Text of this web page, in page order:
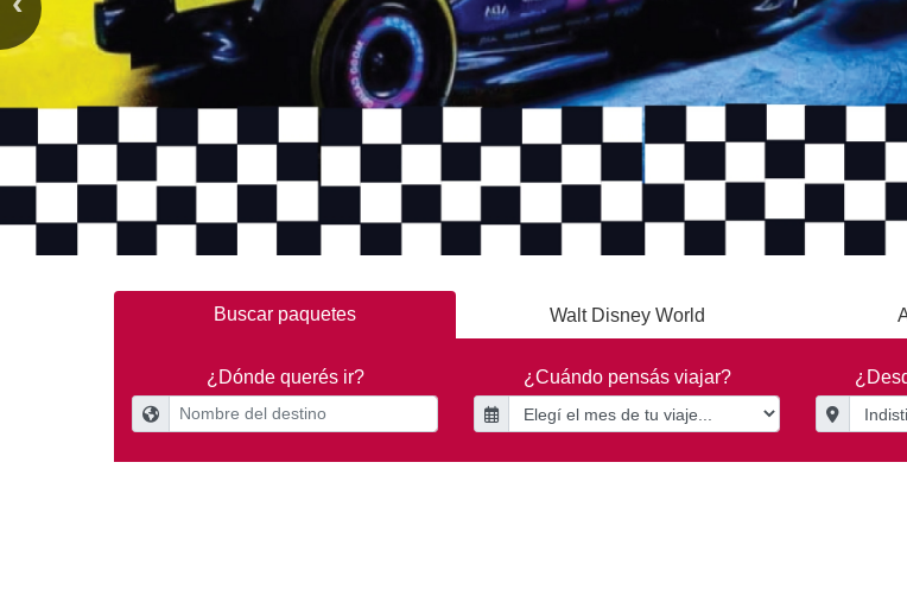
Buscar paquetes Walt Disney World
¿Dónde querés ir? ¿Cuándo pensás viajar?